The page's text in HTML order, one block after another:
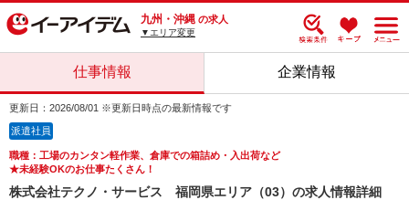
九州・沖縄 の求人
▼エリア変更
仕事情報 企業情報
更新日：2026/08/01 ※更新日時点の最新情報です
派遣社員
職種：工場のカンタン軽作業、倉庫での箱詰め・入出荷など
★未経験OKのお仕事たくさん！
株式会社テクノ・サービス 福岡県エリア（03）の求人情報詳細